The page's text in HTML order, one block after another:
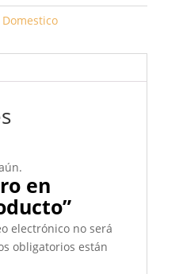
en
electrónico no será
obligatorios están